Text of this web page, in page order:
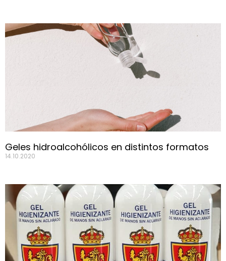
Geles hidroalcohólicos en distintos formatos
14.10.2020